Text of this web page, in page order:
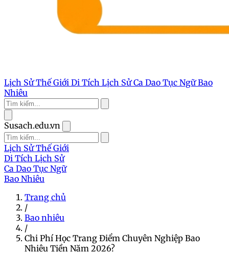
Lịch Sử Thế Giới Di Tích Lịch SửCa Dao Tục NgữBao
Nhiêu
Susach.edu.vn
Lịch Sử Thế Giới
Di Tích Lịch Sử
Ca Dao Tục Ngữ
Bao Nhiêu
Trang chủ
/
Bao nhiêu
/
Chi Phí Học Trang Điểm Chuyên Nghiệp Bao
Nhiêu Tiền Năm 2026?